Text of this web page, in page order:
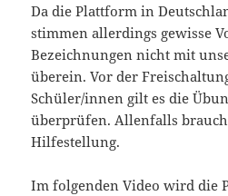
Da die Plattform in
stimmen allerdings gewisse
Bezeichnungen nicht mit
überein. Vor der
Schüler/innen gilt es die
überprüfen. Allenfalls
Hilfestellung.
Im folgenden Video wird die